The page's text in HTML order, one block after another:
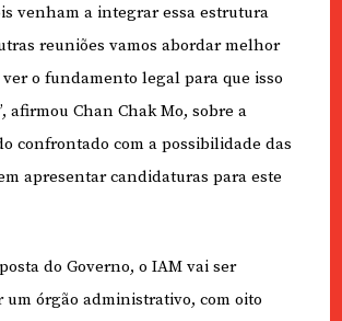
venham a integrar essa estrutura
reuniões vamos abordar melhor
ver o fundamento legal para que isso
afirmou Chan Chak Mo, sobre a
confrontado com a possibilidade das
apresentar candidaturas para este
do Governo, o IAM vai ser
órgão administrativo, com oito